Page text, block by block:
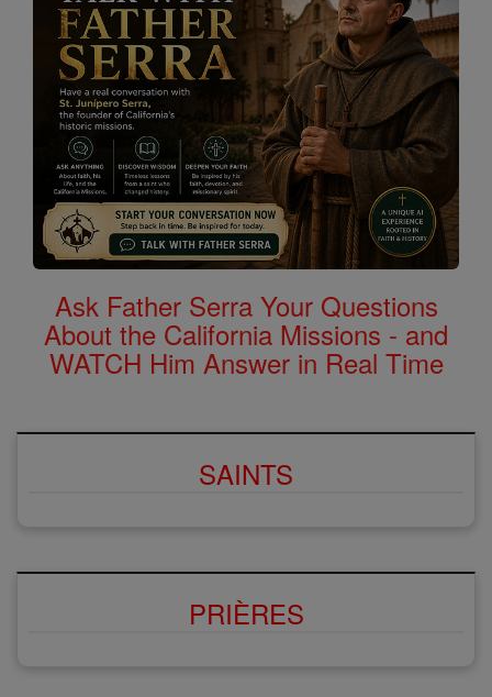
Ask Father Serra Your Questions
About the California Missions - and
WATCH Him Answer in Real Time
SAINTS
PRIÈRES